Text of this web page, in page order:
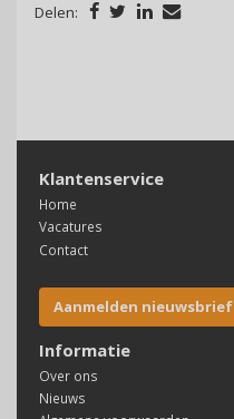
Delen:
Klantenservice
Home
Vacatures
Contact
Aanmelden nieuwsbrief
Informatie
Over ons
Nieuws